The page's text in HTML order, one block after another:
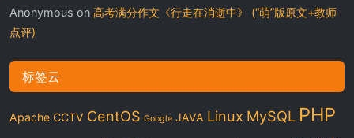
Anonymous on 高考满分作文《行走在消逝中》 (“萌”版原文+教师
点评)
标签云
Apache CCTV CentOS Google JAVA Linux MySQL PHP